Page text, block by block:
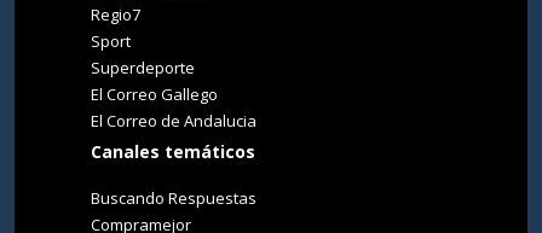
Regio7
Sport
Superdeporte
El Correo Gallego
El Correo de Andalucia
Canales temáticos
Buscando Respuestas
Compramejor